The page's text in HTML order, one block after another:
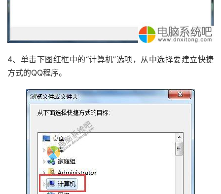
4、单击下图红框中的“计算机”选项，从中选择要建立快捷
方式的QQ程序。